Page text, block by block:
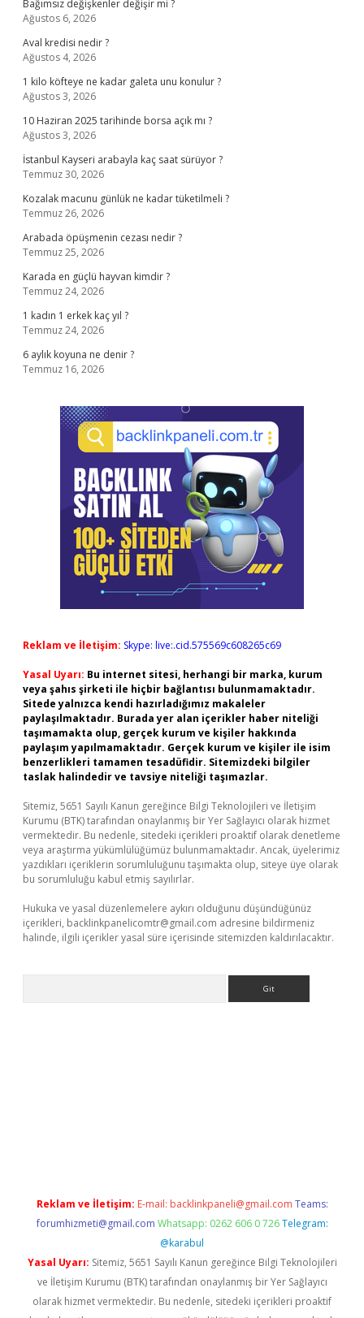
Bağımsız değişkenler değişir mi ?
Ağustos 6, 2026
Aval kredisi nedir ?
Ağustos 4, 2026
1 kilo köfteye ne kadar galeta unu konulur ?
Ağustos 3, 2026
10 Haziran 2025 tarihinde borsa açık mı ?
Ağustos 3, 2026
İstanbul Kayseri arabayla kaç saat sürüyor ?
Temmuz 30, 2026
Kozalak macunu günlük ne kadar tüketilmeli ?
Temmuz 26, 2026
Arabada öpüşmenin cezası nedir ?
Temmuz 25, 2026
Karada en güçlü hayvan kimdir ?
Temmuz 24, 2026
1 kadın 1 erkek kaç yıl ?
Temmuz 24, 2026
6 aylık koyuna ne denir ?
Temmuz 16, 2026
Reklam ve İletişim: Skype: live:.cid.575569c608265c69
Yasal Uyarı: Bu internet sitesi, herhangi bir marka, kurum
veya şahıs şirketi ile hiçbir bağlantısı bulunmamaktadır.
Sitede yalnızca kendi hazırladığımız makaleler
paylaşılmaktadır. Burada yer alan içerikler haber niteliği
taşımamakta olup, gerçek kurum ve kişiler hakkında
paylaşım yapılmamaktadır. Gerçek kurum ve kişiler ile isim
benzerlikleri tamamen tesadüfidir. Sitemizdeki bilgiler
taslak halindedir ve tavsiye niteliği taşımazlar.
Sitemiz, 5651 Sayılı Kanun gereğince Bilgi Teknolojileri ve İletişim
Kurumu (BTK) tarafından onaylanmış bir Yer Sağlayıcı olarak hizmet
vermektedir. Bu nedenle, sitedeki içerikleri proaktif olarak denetleme
veya araştırma yükümlülüğümüz bulunmamaktadır. Ancak, üyelerimiz
yazdıkları içeriklerin sorumluluğunu taşımakta olup, siteye üye olarak
bu sorumluluğu kabul etmiş sayılırlar.
Hukuka ve yasal düzenlemelere aykırı olduğunu düşündüğünüz
içerikleri, backlinkpanelicomtr@gmail.com adresine bildirmeniz
halinde, ilgili içerikler yasal süre içerisinde sitemizden kaldırılacaktır.
Reklam ve İletişim: E-mail: backlinkpaneli@gmail.com Teams:
forumhizmeti@gmail.com Whatsapp: 0262 606 0 726 Telegram:
@karabul
Yasal Uyarı: Sitemiz, 5651 Sayılı Kanun gereğince Bilgi Teknolojileri
ve İletişim Kurumu (BTK) tarafından onaylanmış bir Yer Sağlayıcı
olarak hizmet vermektedir. Bu nedenle, sitedeki içerikleri proaktif